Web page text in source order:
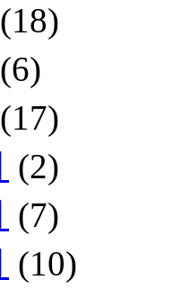
(18)
(6)
(17)
(2)
(7)
(10)